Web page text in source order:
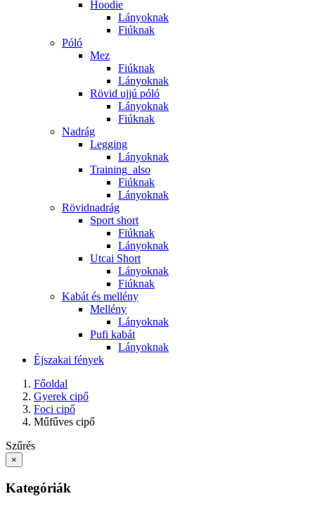
Hoodie
Lányoknak
Fiúknak
Póló
Mez
Fiúknak
Lányoknak
Rövid ujjú póló
Lányoknak
Fiúknak
Nadrág
Legging
Lányoknak
Training_also
Fiúknak
Lányoknak
Rövidnadrág
Sport short
Fiúknak
Lányoknak
Utcai Short
Lányoknak
Fiúknak
Kabát és mellény
Mellény
Lányoknak
Pufi kabát
Lányoknak
Éjszakai fények
Főoldal
Gyerek cipő
Foci cipő
Műfűves cipő
Szűrés
×
Kategóriák